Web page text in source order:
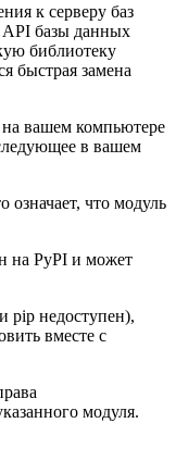
к серверу баз
базы данных
библиотеку
быстрая замена
вашем компьютере
в вашем
означает, что модуль
на PyPI и может
pip недоступен),
вместе с
модуля.